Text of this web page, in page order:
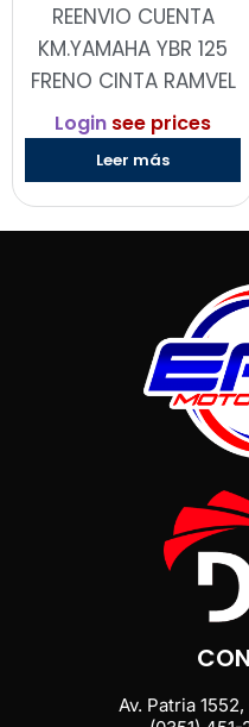
REENVIO CUENTA
KM.YAMAHA YBR 125
FRENO CINTA RAMVEL
Login see prices
Leer más
Av. Patria